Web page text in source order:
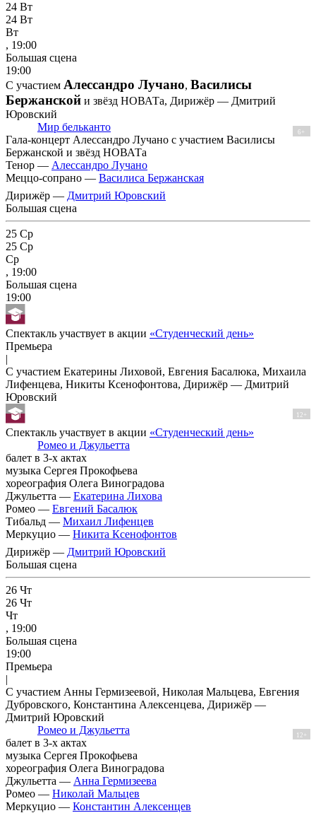
24 Вт
24 Вт
Вт
, 19:00
Большая сцена
19:00
С участием Алессандро Лучано, Василисы
Бержанской и звёзд НОВАТа, Дирижёр — Дмитрий
Юровский
Мир бельканто
6+
Гала-концерт Алессандро Лучано с участием Василисы
Бержанской и звёзд НОВАТа
Тенор — Алессандро Лучано
Меццо-сопрано — Василиса Бержанская
Дирижёр — Дмитрий Юровский
Большая сцена
25 Ср
25 Ср
Ср
, 19:00
Большая сцена
19:00
Спектакль участвует в акции «Студенческий день»
Премьера
|
С участием Екатерины Лиховой, Евгения Басалюка, Михаила
Лифенцева, Никиты Ксенофонтова, Дирижёр — Дмитрий
Юровский
Спектакль участвует в акции «Студенческий день»
Ромео и Джульетта
12+
балет в 3-х актах
музыка Сергея Прокофьева
хореография Олега Виноградова
Джульетта — Екатерина Лихова
Ромео — Евгений Басалюк
Тибальд — Михаил Лифенцев
Меркуцио — Никита Ксенофонтов
Дирижёр — Дмитрий Юровский
Большая сцена
26 Чт
26 Чт
Чт
, 19:00
Большая сцена
19:00
Премьера
|
С участием Анны Гермизеевой, Николая Мальцева, Евгения
Дубровского, Константина Алексенцева, Дирижёр —
Дмитрий Юровский
Ромео и Джульетта
12+
балет в 3-х актах
музыка Сергея Прокофьева
хореография Олега Виноградова
Джульетта — Анна Гермизеева
Ромео — Николай Мальцев
Меркуцио — Константин Алексенцев